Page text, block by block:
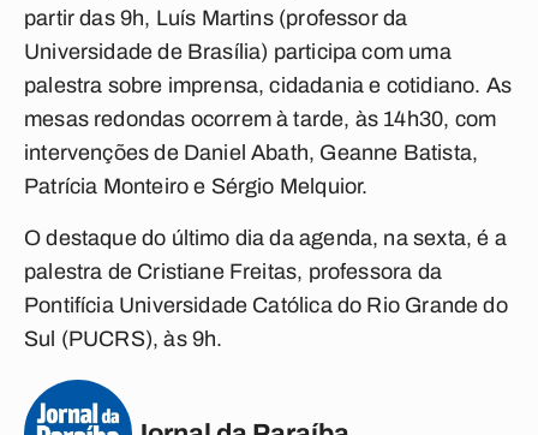
partir das 9h, Luís Martins (professor da
Universidade de Brasília) participa com uma
palestra sobre imprensa, cidadania e cotidiano. As
mesas redondas ocorrem à tarde, às 14h30, com
intervenções de Daniel Abath, Geanne Batista,
Patrícia Monteiro e Sérgio Melquior.
O destaque do último dia da agenda, na sexta, é a
palestra de Cristiane Freitas, professora da
Pontifícia Universidade Católica do Rio Grande do
Sul (PUCRS), às 9h.